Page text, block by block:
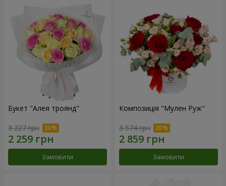
Букет "Алея троянд"
3 227 грн
Замовити
Композиція "Мулен Руж"
3 574 грн
Замовити